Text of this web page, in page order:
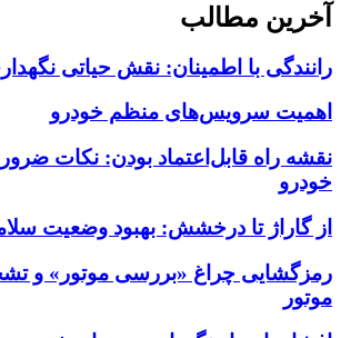
آخرین مطالب
رانندگی با اطمینان: نقش حیاتی
اهمیت سرویس‌های منظم خودرو
نقشه راه قابل‌اعتماد بودن: نکات
خودرو
از گاراژ تا درخشش: بهبود وضعیت
رمزگشایی چراغ «بررسی موتور» و
موتور